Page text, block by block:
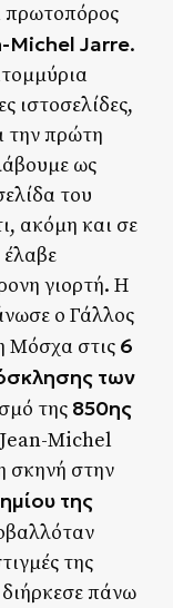
πρωτοπόρος
Michel Jarre.
ιστοσελίδες,
την πρώτη
ως
του
ακόμη και σε
γιορτή. Η
ο Γάλλος
Μόσχα στις 6
των
της 850ης
Michel
σκηνή στην
της
της
πάνω